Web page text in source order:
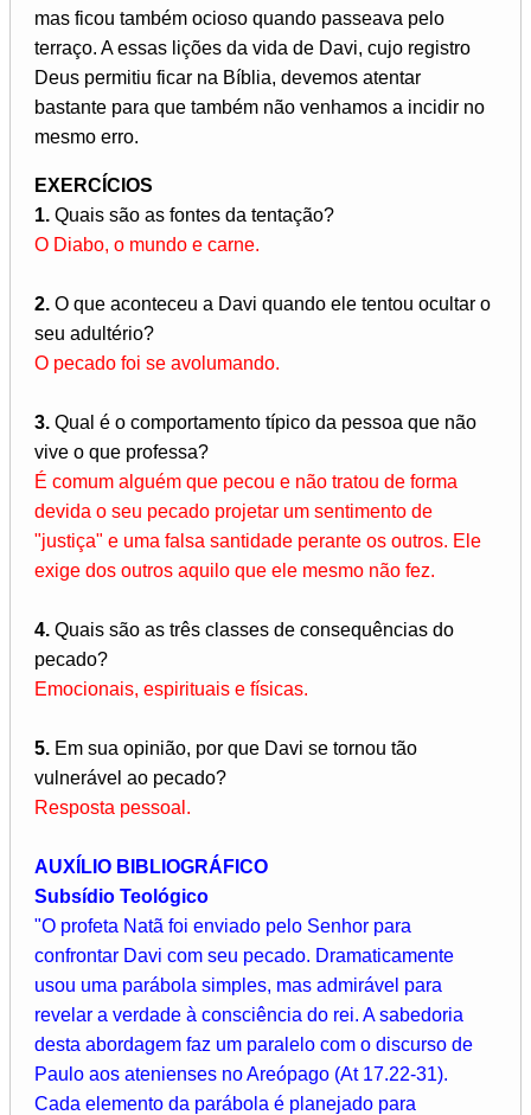
mas ficou também ocioso quando passeava pelo
terraço. A essas lições da vida de Davi, cujo registro
Deus permitiu ficar na Bíblia, devemos atentar
bastante para que também não venhamos a incidir no
mesmo erro.
EXERCÍCIOS
1. Quais são as fontes da tentação?
O Diabo, o mundo e carne.
2. O que aconteceu a Davi quando ele tentou ocultar o
seu adultério?
O pecado foi se avolumando.
3. Qual é o comportamento típico da pessoa que não
vive o que professa?
É comum alguém que pecou e não tratou de forma
devida o seu pecado projetar um sentimento de
"justiça" e uma falsa santidade perante os outros. Ele
exige dos outros aquilo que ele mesmo não fez.
4. Quais são as três classes de consequências do
pecado?
Emocionais, espirituais e físicas.
5. Em sua opinião, por que Davi se tornou tão
vulnerável ao pecado?
Resposta pessoal.
AUXÍLIO BIBLIOGRÁFICO
Subsídio Teológico
"O profeta Natã foi enviado pelo Senhor para
confrontar Davi com seu pecado. Dramaticamente
usou uma parábola simples, mas admirável para
revelar a verdade à consciência do rei. A sabedoria
desta abordagem faz um paralelo com o discurso de
Paulo aos atenienses no Areópago (At 17.22-31).
Cada elemento da parábola é planejado para